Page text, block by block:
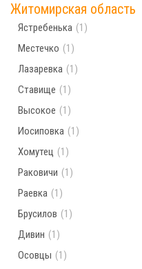
Житомирская область
Ястребенька (1)
Местечко (1)
Лазаревка (1)
Ставище (1)
Высокое (1)
Иосиповка (1)
Хомутец (1)
Раковичи (1)
Раевка (1)
Брусилов (1)
Дивин (1)
Осовцы (1)